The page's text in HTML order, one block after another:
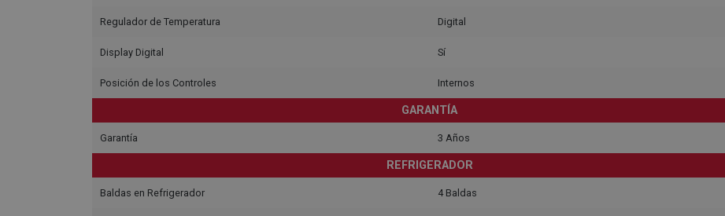
Regulador de Temperatura Digital
Display Digital Sí
Posición de los Controles Internos
GARANTÍA
Garantía 3 Años
REFRIGERADOR
Baldas en Refrigerador 4 Baldas